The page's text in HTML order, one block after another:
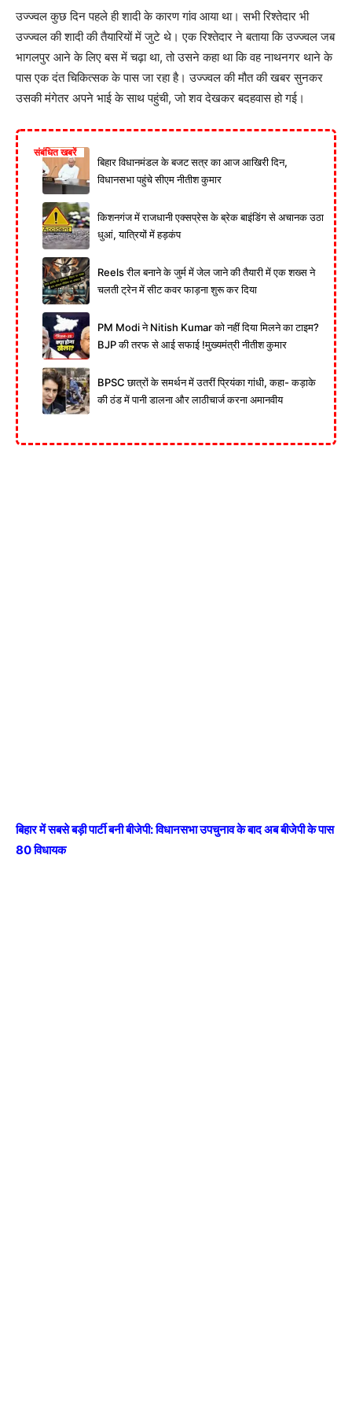
उज्ज्वल कुछ दिन पहले ही शादी के कारण गांव आया था। सभी रिश्तेदार भी
उज्ज्वल की शादी की तैयारियों में जुटे थे। एक रिश्तेदार ने बताया कि उज्ज्वल जब
भागलपुर आने के लिए बस में चढ़ा था, तो उसने कहा था कि वह नाथनगर थाने के
पास एक दंत चिकित्सक के पास जा रहा है। उज्ज्वल की मौत की खबर सुनकर
उसकी मंगेतर अपने भाई के साथ पहुंची, जो शव देखकर बदहवास हो गई।
संबंधित खबरें
बिहार विधानमंडल के बजट सत्र का आज आखिरी दिन,
विधानसभा पहुंचे सीएम नीतीश कुमार
किशनगंज में राजधानी एक्सप्रेस के ब्रेक बाइंडिंग से अचानक उठा
धुआं, यात्रियों में हड़कंप
Reels रील बनाने के जुर्म में जेल जाने की तैयारी में एक शख्स ने
चलती ट्रेन में सीट कवर फाड़ना शुरू कर दिया
PM Modi ने Nitish Kumar को नहीं दिया मिलने का टाइम?
BJP की तरफ से आई सफाई !मुख्यमंत्री नीतीश कुमार
BPSC छात्रों के समर्थन में उतरीं प्रियंका गांधी, कहा- कड़ाके
की ठंड में पानी डालना और लाठीचार्ज करना अमानवीय
बिहार में सबसे बड़ी पार्टी बनी बीजेपी: विधानसभा उपचुनाव के बाद अब बीजेपी के पास
80 विधायक